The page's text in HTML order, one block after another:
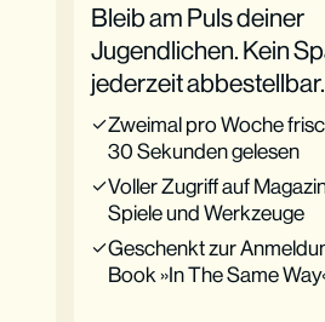
Bleib am Puls deiner
Jugendlichen. Kein
jederzeit abbestellbar.
Zweimal pro Woche
30 Sekunden gelesen
Voller Zugriff auf
Spiele und Werkzeuge
Geschenkt zur
Book »In The Same